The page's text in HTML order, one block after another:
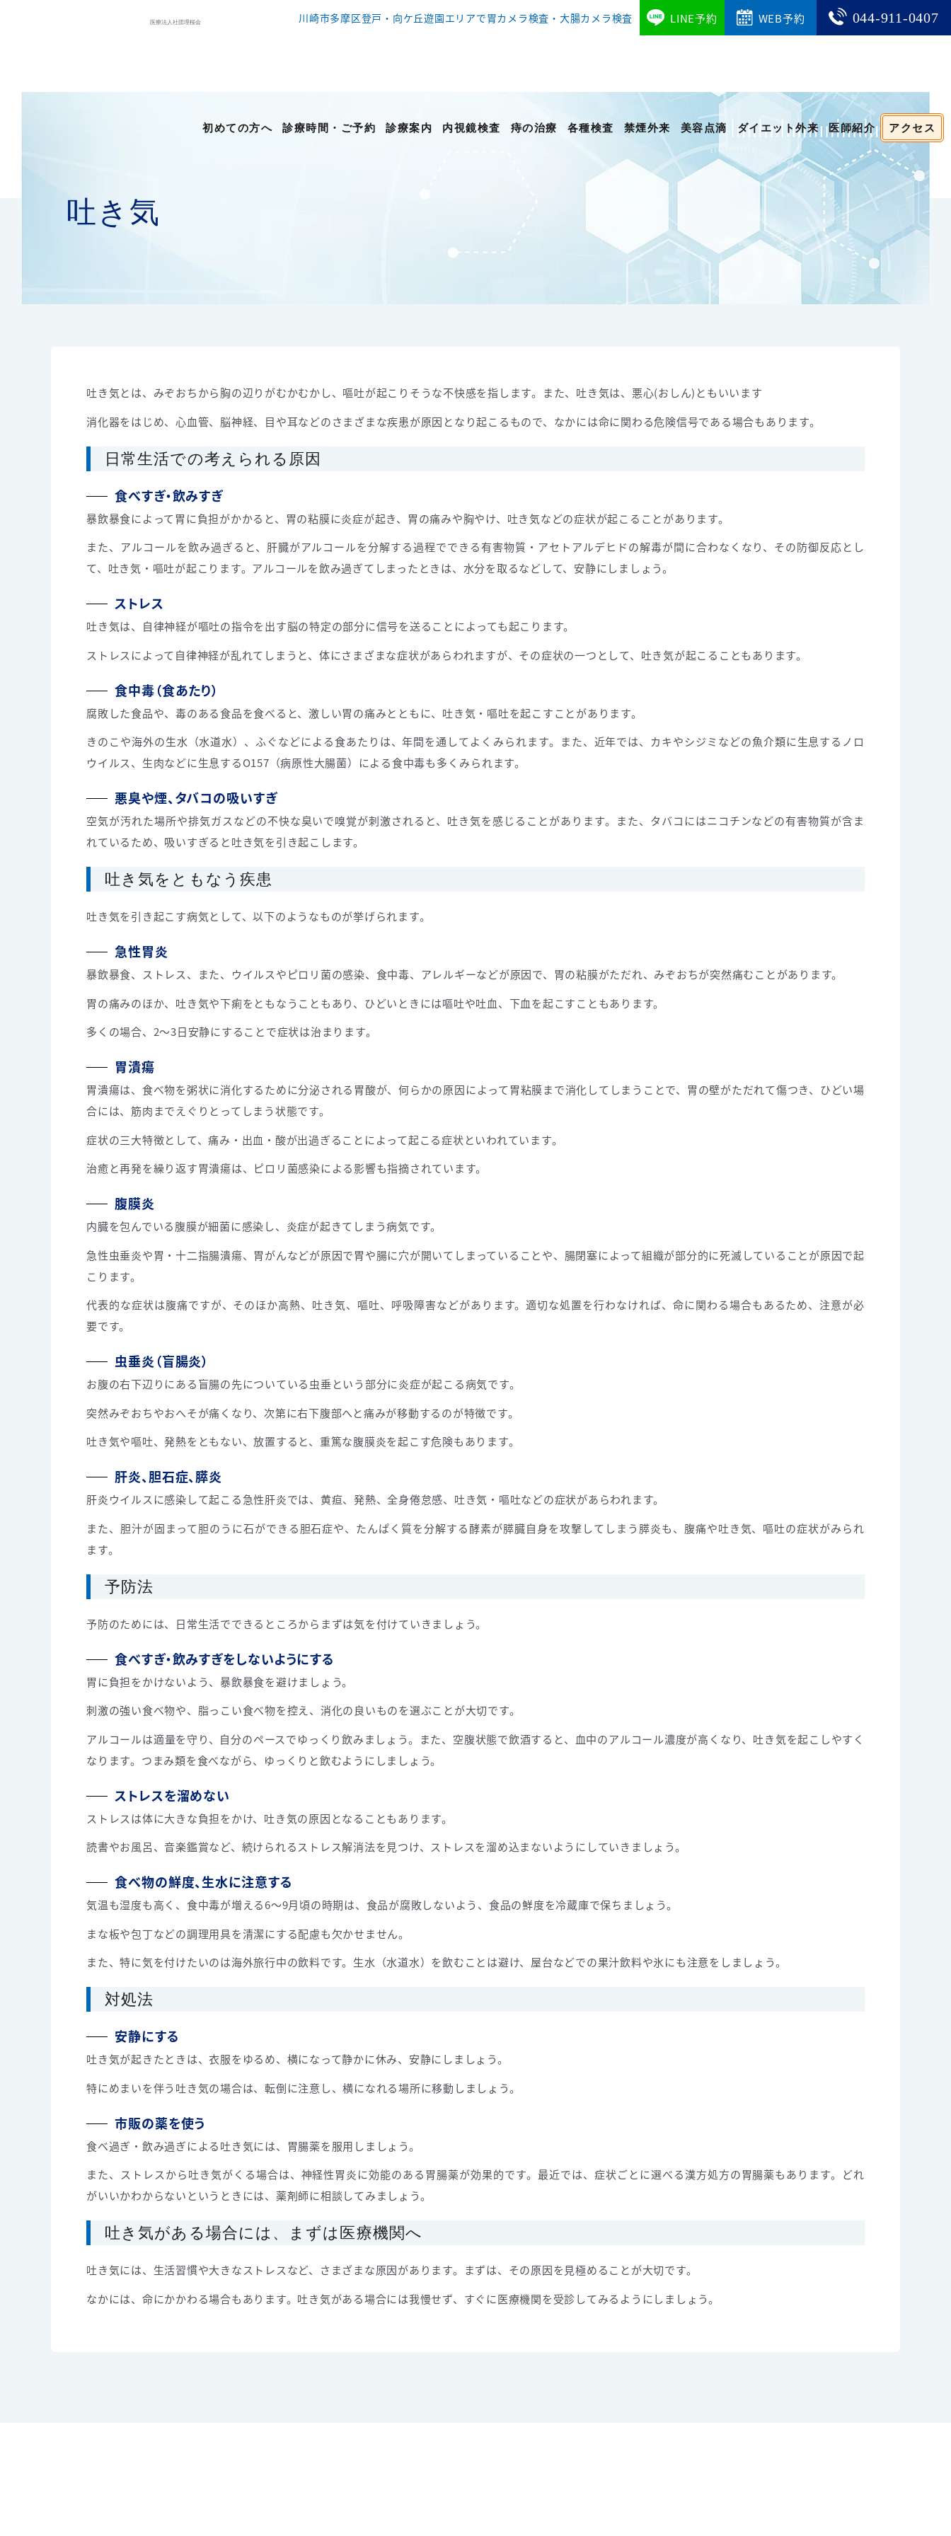
初めての方へ 診療時間・ご予約 診療案内 内視鏡検査 痔の治療 各種検査 禁煙外来 美容点滴 ダイエット外来 医師紹介 アクセス
川崎市多摩区登戸・向ケ丘遊園エリアで胃カメラ検査・大腸カメラ検査 LINE予約 WEB予約 044-911-0407
吐き気
吐き気とは、みぞおちから胸の辺りがむかむかし、嘔吐が起こりそうな不快感を指します。また、吐き気は、悪心(おしん)ともいいます
消化器をはじめ、心血管、脳神経、目や耳などのさまざまな疾患が原因となり起こるもので、なかには命に関わる危険信号である場合もあります。
日常生活での考えられる原因
食べすぎ・飲みすぎ
暴飲暴食によって胃に負担がかかると、胃の粘膜に炎症が起き、胃の痛みや胸やけ、吐き気などの症状が起こることがあります。
また、アルコールを飲み過ぎると、肝臓がアルコールを分解する過程でできる有害物質・アセトアルデヒドの解毒が間に合わなくなり、その防御反応とし
て、吐き気・嘔吐が起こります。アルコールを飲み過ぎてしまったときは、水分を取るなどして、安静にしましょう。
ストレス
吐き気は、自律神経が嘔吐の指令を出す脳の特定の部分に信号を送ることによっても起こります。
ストレスによって自律神経が乱れてしまうと、体にさまざまな症状があらわれますが、その症状の一つとして、吐き気が起こることもあります。
食中毒（食あたり）
腐敗した食品や、毒のある食品を食べると、激しい胃の痛みとともに、吐き気・嘔吐を起こすことがあります。
きのこや海外の生水（水道水）、ふぐなどによる食あたりは、年間を通してよくみられます。また、近年では、カキやシジミなどの魚介類に生息するノロ
ウイルス、生肉などに生息するO157（病原性大腸菌）による食中毒も多くみられます。
悪臭や煙、タバコの吸いすぎ
空気が汚れた場所や排気ガスなどの不快な臭いで嗅覚が刺激されると、吐き気を感じることがあります。また、タバコにはニコチンなどの有害物質が含ま
れているため、吸いすぎると吐き気を引き起こします。
吐き気をともなう疾患
吐き気を引き起こす病気として、以下のようなものが挙げられます。
急性胃炎
暴飲暴食、ストレス、また、ウイルスやピロリ菌の感染、食中毒、アレルギーなどが原因で、胃の粘膜がただれ、みぞおちが突然痛むことがあります。
胃の痛みのほか、吐き気や下痢をともなうこともあり、ひどいときには嘔吐や吐血、下血を起こすこともあります。
多くの場合、2～3日安静にすることで症状は治まります。
胃潰瘍
胃潰瘍は、食べ物を粥状に消化するために分泌される胃酸が、何らかの原因によって胃粘膜まで消化してしまうことで、胃の壁がただれて傷つき、ひどい場
合には、筋肉までえぐりとってしまう状態です。
症状の三大特徴として、痛み・出血・酸が出過ぎることによって起こる症状といわれています。
治癒と再発を繰り返す胃潰瘍は、ピロリ菌感染による影響も指摘されています。
腹膜炎
内臓を包んでいる腹膜が細菌に感染し、炎症が起きてしまう病気です。
急性虫垂炎や胃・十二指腸潰瘍、胃がんなどが原因で胃や腸に穴が開いてしまっていることや、腸閉塞によって組織が部分的に死滅していることが原因で起
こります。
代表的な症状は腹痛ですが、そのほか高熱、吐き気、嘔吐、呼吸障害などがあります。適切な処置を行わなければ、命に関わる場合もあるため、注意が必
要です。
虫垂炎（盲腸炎）
お腹の右下辺りにある盲腸の先についている虫垂という部分に炎症が起こる病気です。
突然みぞおちやおへそが痛くなり、次第に右下腹部へと痛みが移動するのが特徴です。
吐き気や嘔吐、発熱をともない、放置すると、重篤な腹膜炎を起こす危険もあります。
肝炎、胆石症、膵炎
肝炎ウイルスに感染して起こる急性肝炎では、黄疸、発熱、全身倦怠感、吐き気・嘔吐などの症状があらわれます。
また、胆汁が固まって胆のうに石ができる胆石症や、たんぱく質を分解する酵素が膵臓自身を攻撃してしまう膵炎も、腹痛や吐き気、嘔吐の症状がみられ
ます。
予防法
予防のためには、日常生活でできるところからまずは気を付けていきましょう。
食べすぎ・飲みすぎをしないようにする
胃に負担をかけないよう、暴飲暴食を避けましょう。
刺激の強い食べ物や、脂っこい食べ物を控え、消化の良いものを選ぶことが大切です。
アルコールは適量を守り、自分のペースでゆっくり飲みましょう。また、空腹状態で飲酒すると、血中のアルコール濃度が高くなり、吐き気を起こしやすく
なります。つまみ類を食べながら、ゆっくりと飲むようにしましょう。
ストレスを溜めない
ストレスは体に大きな負担をかけ、吐き気の原因となることもあります。
読書やお風呂、音楽鑑賞など、続けられるストレス解消法を見つけ、ストレスを溜め込まないようにしていきましょう。
食べ物の鮮度、生水に注意する
気温も湿度も高く、食中毒が増える6～9月頃の時期は、食品が腐敗しないよう、食品の鮮度を冷蔵庫で保ちましょう。
まな板や包丁などの調理用具を清潔にする配慮も欠かせません。
また、特に気を付けたいのは海外旅行中の飲料です。生水（水道水）を飲むことは避け、屋台などでの果汁飲料や氷にも注意をしましょう。
対処法
安静にする
吐き気が起きたときは、衣服をゆるめ、横になって静かに休み、安静にしましょう。
特にめまいを伴う吐き気の場合は、転倒に注意し、横になれる場所に移動しましょう。
市販の薬を使う
食べ過ぎ・飲み過ぎによる吐き気には、胃腸薬を服用しましょう。
また、ストレスから吐き気がくる場合は、神経性胃炎に効能のある胃腸薬が効果的です。最近では、症状ごとに選べる漢方処方の胃腸薬もあります。どれ
がいいかわからないというときには、薬剤師に相談してみましょう。
吐き気がある場合には、まずは医療機関へ
吐き気には、生活習慣や大きなストレスなど、さまざまな原因があります。まずは、その原因を見極めることが大切です。
なかには、命にかかわる場合もあります。吐き気がある場合には我慢せず、すぐに医療機関を受診してみるようにしましょう。